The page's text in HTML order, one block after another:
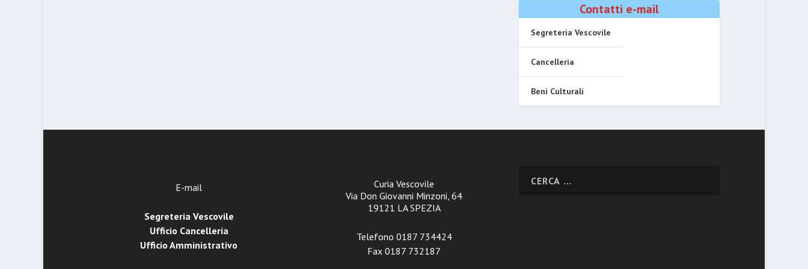
Contatti e-mail
Segreteria Vescovile
Cancelleria
Beni Culturali
E-mail
Segreteria Vescovile
Ufficio Cancelleria
Ufficio Amministrativo
Curia Vescovile
Via Don Giovanni Minzoni, 64
19121 LA SPEZIA
Telefono 0187 734424
Fax 0187 732187